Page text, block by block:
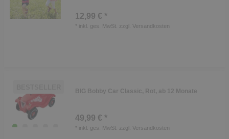
12,99 € *
* inkl. ges. MwSt. zzgl. Versandkosten
BIG Bobby Car Classic, Rot, ab 12 Monate
49,99 € *
* inkl. ges. MwSt. zzgl. Versandkosten